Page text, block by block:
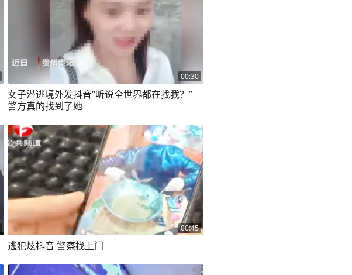
00:30
女子潜逃境外发抖音“听说全世界都在找我？”
警方真的找到了她
00:45
逃犯炫抖音 警察找上门